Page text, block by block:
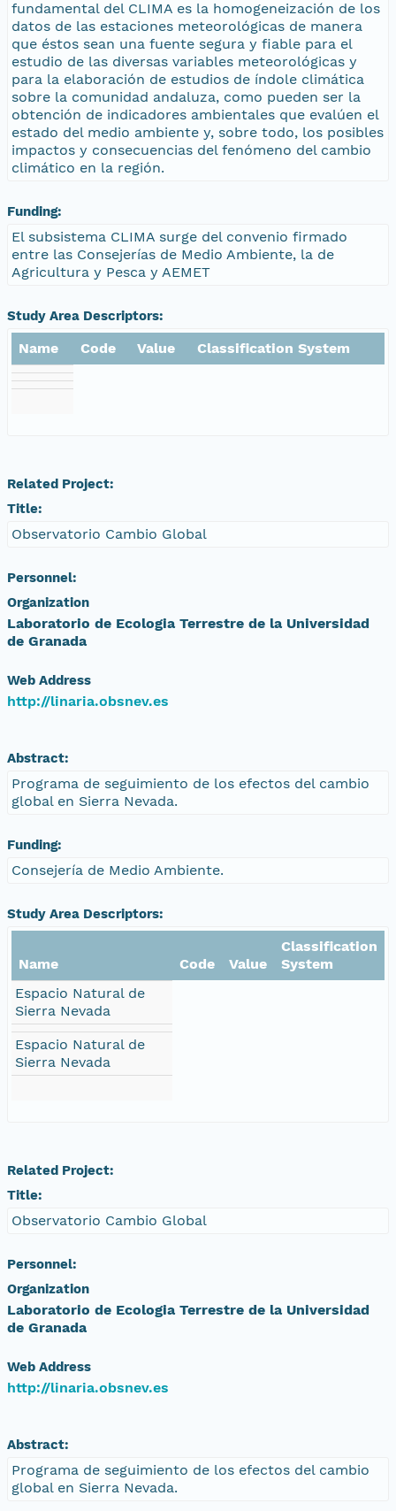
fundamental del CLIMA es la homogeneización de los
datos de las estaciones meteorológicas de manera
que éstos sean una fuente segura y fiable para el
estudio de las diversas variables meteorológicas y
para la elaboración de estudios de índole climática
sobre la comunidad andaluza, como pueden ser la
obtención de indicadores ambientales que evalúen el
estado del medio ambiente y, sobre todo, los posibles
impactos y consecuencias del fenómeno del cambio
climático en la región.
Funding:
El subsistema CLIMA surge del convenio firmado
entre las Consejerías de Medio Ambiente, la de
Agricultura y Pesca y AEMET
Study Area Descriptors:
Name Code Value Classification System
Related Project:
Title:
Observatorio Cambio Global
Personnel:
Organization
Laboratorio de Ecologia Terrestre de la Universidad
de Granada
Web Address
http://linaria.obsnev.es
Abstract:
Programa de seguimiento de los efectos del cambio
global en Sierra Nevada.
Funding:
Consejería de Medio Ambiente.
Study Area Descriptors:
Name Code Value
Classification
System
Espacio Natural de
Sierra Nevada
Espacio Natural de
Sierra Nevada
Related Project:
Title:
Observatorio Cambio Global
Personnel:
Organization
Laboratorio de Ecologia Terrestre de la Universidad
de Granada
Web Address
http://linaria.obsnev.es
Abstract:
Programa de seguimiento de los efectos del cambio
global en Sierra Nevada.